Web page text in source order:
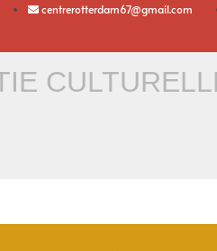
centrerotterdam67@gmail.com